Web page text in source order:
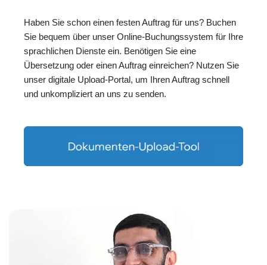
Haben Sie schon einen festen Auftrag für uns? Buchen
Sie bequem über unser Online-Buchungssystem für Ihre
sprachlichen Dienste ein. Benötigen Sie eine
Übersetzung oder einen Auftrag einreichen? Nutzen Sie
unser digitale Upload-Portal, um Ihren Auftrag schnell
und unkompliziert an uns zu senden.